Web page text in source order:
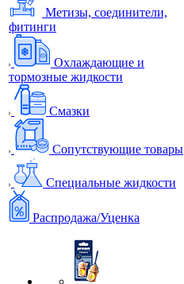
Метизы, соединители,
фитинги
Охлаждающие и
тормозные жидкости
Смазки
Сопутствующие товары
Специальные жидкости
Распродажа/Уценка